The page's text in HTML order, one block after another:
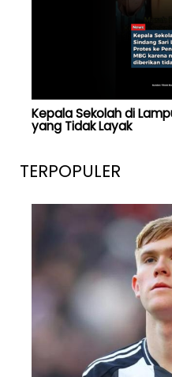
Kepala Sekolah di
yang Tidak Layak
TERPOPULER